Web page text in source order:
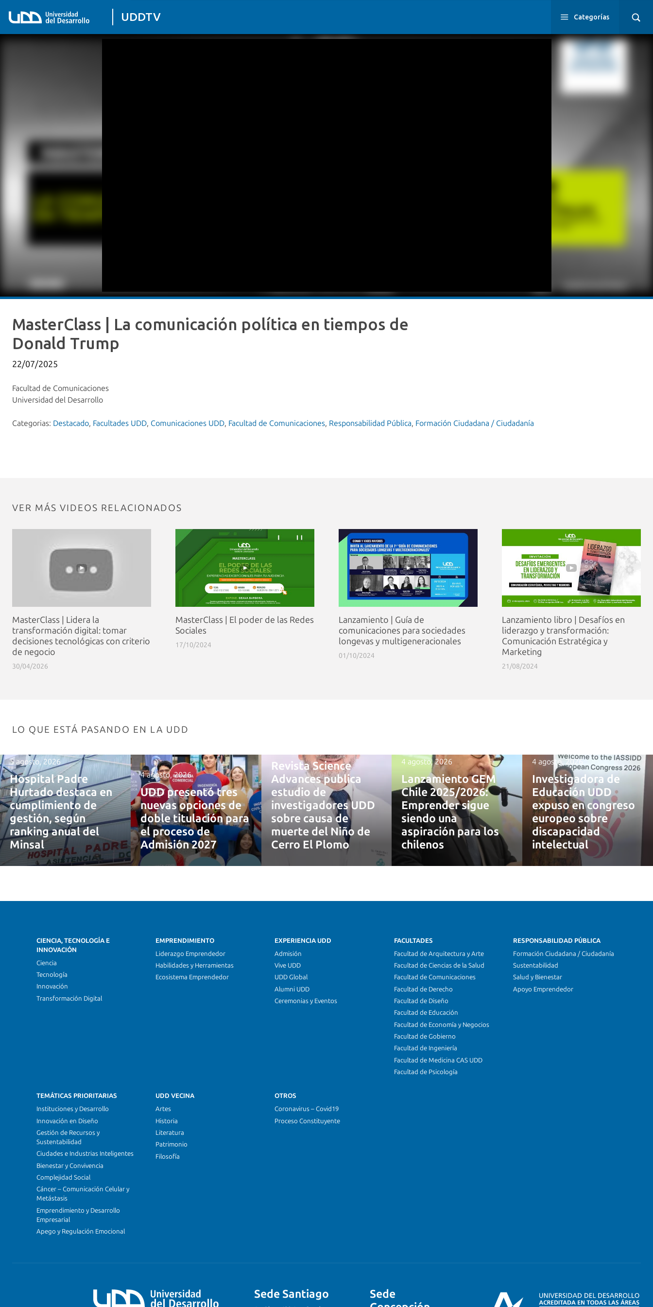
UDDTV Categorías
MasterClass | La comunicación política en tiempos de
Donald Trump
22/07/2025
Facultad de Comunicaciones
Universidad del Desarrollo
Categorias: Destacado, Facultades UDD, Comunicaciones UDD, Facultad de Comunicaciones, Responsabilidad Pública, Formación Ciudadana / Ciudadanía
VER MÁS VIDEOS RELACIONADOS
MasterClass | Lidera la
transformación digital: tomar
decisiones tecnológicas con criterio
de negocio
30/04/2026
MasterClass | El poder de las Redes
Sociales
17/10/2024
Lanzamiento | Guía de
comunicaciones para sociedades
longevas y multigeneracionales
01/10/2024
Lanzamiento libro | Desafíos en
liderazgo y transformación:
Comunicación Estratégica y
Marketing
21/08/2024
LO QUE ESTÁ PASANDO EN LA UDD
5 agosto, 2026
Hospital Padre
Hurtado destaca en
cumplimiento de
gestión, según
ranking anual del
Minsal
4 agosto, 2026
UDD presentó tres
nuevas opciones de
doble titulación para
el proceso de
Admisión 2027
Revista Science
Advances publica
estudio de
investigadores UDD
sobre causa de
muerte del Niño de
Cerro El Plomo
4 agosto, 2026
Lanzamiento GEM
Chile 2025/2026:
Emprender sigue
siendo una
aspiración para los
chilenos
4 agosto, 2026
Investigadora de
Educación UDD
expuso en congreso
europeo sobre
discapacidad
intelectual
CIENCIA, TECNOLOGÍA E
INNOVACIÓN
Ciencia
Tecnología
Innovación
Transformación Digital
EMPRENDIMIENTO
Liderazgo Emprendedor
Habilidades y Herramientas
Ecosistema Emprendedor
EXPERIENCIA UDD
Admisión
Vive UDD
UDD Global
Alumni UDD
Ceremonias y Eventos
FACULTADES
Facultad de Arquitectura y Arte
Facultad de Ciencias de la Salud
Facultad de Comunicaciones
Facultad de Derecho
Facultad de Diseño
Facultad de Educación
Facultad de Economía y Negocios
Facultad de Gobierno
Facultad de Ingeniería
Facultad de Medicina CAS UDD
Facultad de Psicología
RESPONSABILIDAD PÚBLICA
Formación Ciudadana / Ciudadanía
Sustentabilidad
Salud y Bienestar
Apoyo Emprendedor
TEMÁTICAS PRIORITARIAS
Instituciones y Desarrollo
Innovación en Diseño
Gestión de Recursos y
Sustentabilidad
Ciudades e Industrias Inteligentes
Bienestar y Convivencia
Complejidad Social
Cáncer – Comunicación Celular y
Metástasis
Emprendimiento y Desarrollo
Empresarial
Apego y Regulación Emocional
UDD VECINA
Artes
Historia
Literatura
Patrimonio
Filosofía
OTROS
Coronavirus – Covid19
Proceso Constituyente
Sede Santiago
Sede